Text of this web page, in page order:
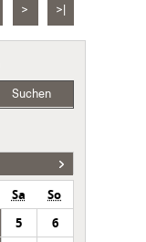
> >|
Suchen
Sa
So
5
6